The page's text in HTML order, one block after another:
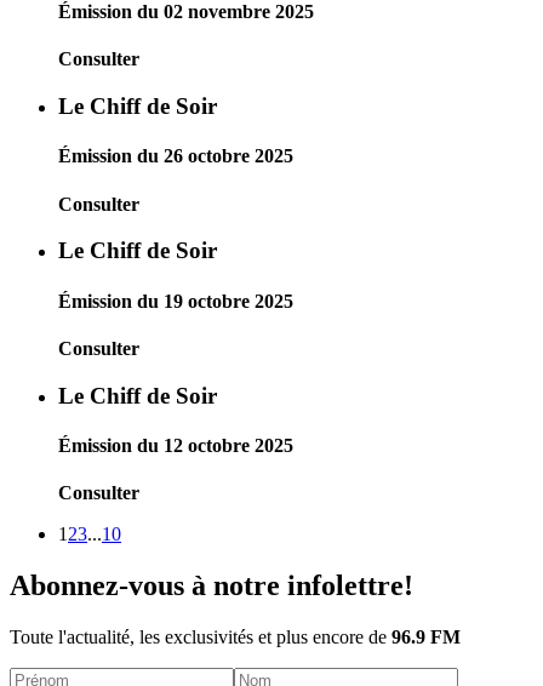
Émission du 02 novembre 2025
Consulter
Le Chiff de Soir
Émission du 26 octobre 2025
Consulter
Le Chiff de Soir
Émission du 19 octobre 2025
Consulter
Le Chiff de Soir
Émission du 12 octobre 2025
Consulter
1 23...10
Abonnez-vous à notre infolettre!
Toute l'actualité, les exclusivités et plus encore de 96.9 FM